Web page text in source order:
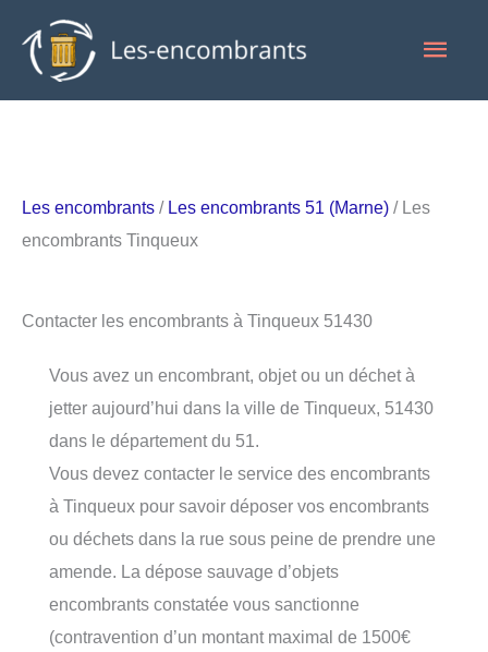
contenu
Les encombrants / Les encombrants 51 (Marne) / Les
encombrants Tinqueux
Contacter les encombrants à Tinqueux 51430
Vous avez un encombrant, objet ou un déchet à
jetter aujourd’hui dans la ville de Tinqueux, 51430
dans le département du 51.
Vous devez contacter le service des encombrants
à Tinqueux pour savoir déposer vos encombrants
ou déchets dans la rue sous peine de prendre une
amende. La dépose sauvage d’objets
encombrants constatée vous sanctionne
(contravention d’un montant maximal de 1500€